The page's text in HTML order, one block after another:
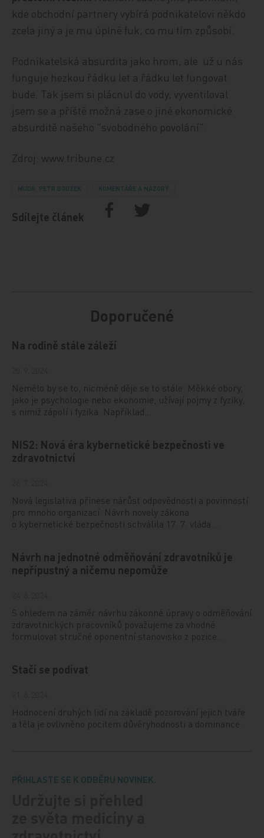
kde obchodní partnery vybírá podnikatelovi někdo
zcela jiný a je mu úplně fuk, co mu tím způsobí.
Podnikatelská absurdita jako hrom, ale už u nás
funguje hezkou řádku let a řádku let fungovat
bude. Tak jsem si plácnul do vody, vyventiloval
jsem se a příště možná zase o jiné ekonomické
absurditě našeho "svobodného povolání".
Zdroj: www.tribune.cz
MUDR. PETR BOUZEK KOMENTÁŘE A NÁZORY
Sdílejte článek
Doporučené
Na rodině stále záleží
Nemělo by se to, nicméně děje se to stále. Měkké obory,
jako je psychologie nebo ekonomie, užívají pojmy z fyziky,
s nimiž zápolí i fyzika. Například…
NIS2: Nová éra kybernetické bezpečnosti ve
zdravotnictví
Nová legislativa přinese nárůst odpovědnosti a povinností
pro mnoho organizací. Návrh novely zákona
o kybernetické bezpečnosti schválila 17. 7. vláda…
Návrh na jednotné odměňování zdravotníků je
nepřípustný a ničemu nepomůže
S ohledem na záměr návrhu zákonné úpravy o odměňování
zdravotnických pracovníků považujeme za vhodné
formulovat stručné oponentní stanovisko z pozice…
Stačí se podívat
Hodnocení druhých lidí na základě pozorování jejich tváře
a těla je ovlivněno pocitem důvěryhodnosti a dominance.
PŘIHLASTE SE K ODBĚRU NOVINEK.